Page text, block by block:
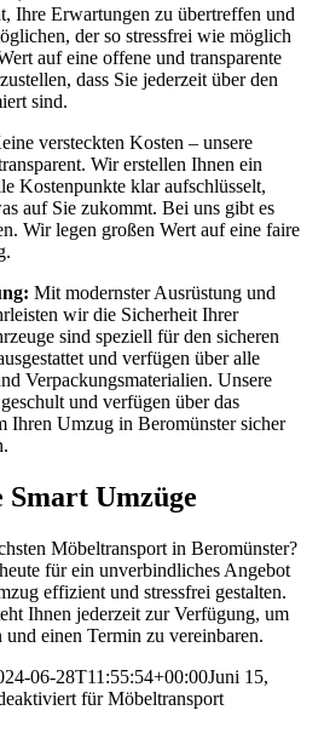
Ihre Erwartungen zu übertreffen und
der so stressfrei wie möglich
auf eine offene und transparente
dass Sie jederzeit über den
sind.
versteckten Kosten – unsere
Wir erstellen Ihnen ein
Kostenpunkte klar aufschlüsselt,
auf Sie zukommt. Bei uns gibt es
Wir legen großen Wert auf eine faire
Mit modernster Ausrüstung und
wir die Sicherheit Ihrer
sind speziell für den sicheren
und verfügen über alle
Verpackungsmaterialien. Unsere
und verfügen über das
Ihren Umzug in Beromünster sicher
Umzüge
Möbeltransport in Beromünster?
für ein unverbindliches Angebot
effizient und stressfrei gestalten.
Ihnen jederzeit zur Verfügung, um
einen Termin zu vereinbaren.
06-28T11:55:54+00:00Juni 15,
für Möbeltransport